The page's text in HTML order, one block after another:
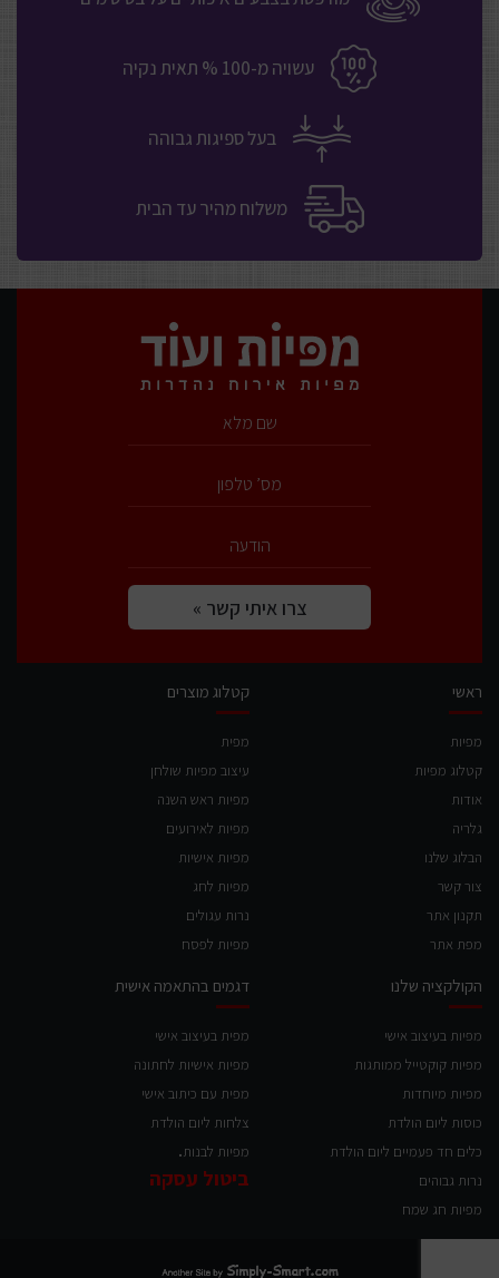
עשויה מ-100 % תאית נקיה
בעל ספיגות גבוהה
משלוח מהיר עד הבית
שם
מס’
הודעה
צרו
איתי
« צרו איתי קשר
ראשי
מפיות
קטלוג מפיות
אודות
גלריה
הבלוג שלנו
צור קשר
תקנון אתר
מפת אתר
קטלוג מוצרים
מפית
עיצוב מפיות שולחן
מפיות ראש השנה
מפיות לאירועים
מפיות אישיות
מפיות לחג
נרות עגולים
מפיות לפסח
הקולקציה שלנו
מפיות בעיצוב אישי
מפיות קוקטייל ממותגות
מפיות מיוחדות
כוסות ליום הולדת
כלים חד פעמיים ליום הולדת
נרות גבוהים
מפיות חג שמח
דגמים בהתאמה אישית
מפית בעיצוב אישי
מפיות אישיות לחתונה
מפית עם כיתוב אישי
צלחות ליום הולדת
מפיות לבנות.
ביטול עסקה
simply-